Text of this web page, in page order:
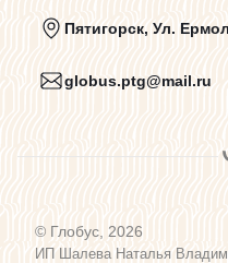
Политика
Пользовательское
Программа лояльности
Пятигорск, Ул.
globus.ptg@mail.ru
© Глобус, 2026
ИП Шалева Наталья